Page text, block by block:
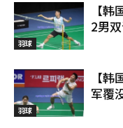
羽球
【
2男
羽球
【
军覆